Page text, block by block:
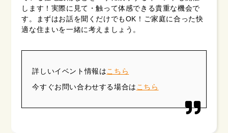
します！実際に見て・触って体感できる貴重な機会で
す。まずはお話を聞くだけでもOK！ご家庭に合った快
適な住まいを一緒に考えましょう。
詳しいイベント情報はこちら
今すぐお問い合わせする場合はこちら